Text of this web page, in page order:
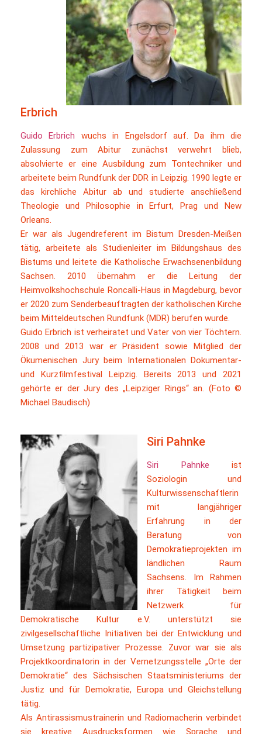
Erbrich
Guido Erbrich wuchs in Engelsdorf auf. Da ihm die
Zulassung zum Abitur zunächst verwehrt blieb,
absolvierte er eine Ausbildung zum Tontechniker und
arbeitete beim Rundfunk der DDR in Leipzig. 1990 legte er
das kirchliche Abitur ab und studierte anschließend
Theologie und Philosophie in Erfurt, Prag und New
Orleans.
Er war als Jugendreferent im Bistum Dresden-Meißen
tätig, arbeitete als Studienleiter im Bildungshaus des
Bistums und leitete die Katholische Erwachsenenbildung
Sachsen. 2010 übernahm er die Leitung der
Heimvolkshochschule Roncalli-Haus in Magdeburg, bevor
er 2020 zum Senderbeauftragten der katholischen Kirche
beim Mitteldeutschen Rundfunk (MDR) berufen wurde.
Guido Erbrich ist verheiratet und Vater von vier Töchtern.
2008 und 2013 war er Präsident sowie Mitglied der
Ökumenischen Jury beim Internationalen Dokumentar-
und Kurzfilmfestival Leipzig. Bereits 2013 und 2021
gehörte er der Jury des „Leipziger Rings“ an. (Foto ©
Michael Baudisch)
Siri Pahnke
Siri Pahnke ist
Soziologin und
Kulturwissenschaftlerin
mit langjähriger
Erfahrung in der
Beratung von
Demokratieprojekten im
ländlichen Raum
Sachsens. Im Rahmen
ihrer Tätigkeit beim
Netzwerk für
Demokratische Kultur e.V. unterstützt sie
zivilgesellschaftliche Initiativen bei der Entwicklung und
Umsetzung partizipativer Prozesse. Zuvor war sie als
Projektkoordinatorin in der Vernetzungsstelle „Orte der
Demokratie“ des Sächsischen Staatsministeriums der
Justiz und für Demokratie, Europa und Gleichstellung
tätig.
Als Antirassismustrainerin und Radiomacherin verbindet
sie kreative Ausdrucksformen wie Sprache und